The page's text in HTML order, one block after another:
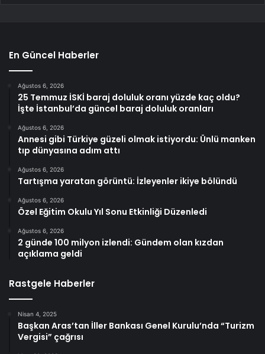
En Güncel Haberler
Ağustos 6, 2026
25 Temmuz İSKİ baraj doluluk oranı yüzde kaç oldu?
İşte İstanbul’da güncel baraj doluluk oranları
Ağustos 6, 2026
Annesi gibi Türkiye güzeli olmak istiyordu: Ünlü manken
tıp dünyasına adım attı
Ağustos 6, 2026
Tartışma yaratan görüntü: İzleyenler ikiye bölündü
Ağustos 6, 2026
Özel Eğitim Okulu Yıl Sonu Etkinliği Düzenledi
Ağustos 6, 2026
2 günde 100 milyon izlendi: Gündem olan kızdan
açıklama geldi
Rastgele Haberler
Nisan 4, 2025
Başkan Aras’tan İller Bankası Genel Kurulu’nda “Turizm
Vergisi” çağrısı